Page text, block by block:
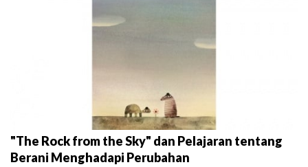
"The Rock from the Sky" dan Pelajaran tentang
Berani Menghadapi Perubahan